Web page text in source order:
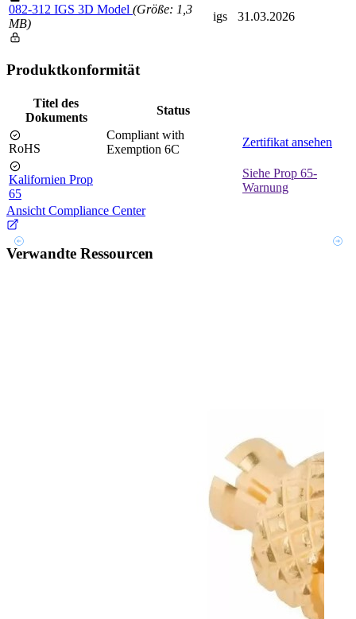
082-312 IGS 3D Model (Größe: 1,3
MB)
igs 31.03.2026
Produktkonformität
Titel des
Dokuments
Status
RoHS
Compliant with
Exemption 6C
Zertifikat ansehen
Kalifornien Prop
65
Siehe Prop 65-
Warnung
Ansicht Compliance Center
Verwandte Ressourcen